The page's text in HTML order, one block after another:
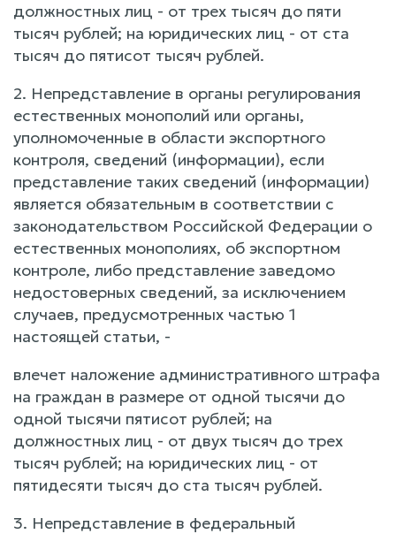
должностных лиц - от трех тысяч до пяти
тысяч рублей; на юридических лиц - от ста
тысяч до пятисот тысяч рублей.
2. Непредставление в органы регулирования
естественных монополий или органы,
уполномоченные в области экспортного
контроля, сведений (информации), если
представление таких сведений (информации)
является обязательным в соответствии с
законодательством Российской Федерации о
естественных монополиях, об экспортном
контроле, либо представление заведомо
недостоверных сведений, за исключением
случаев, предусмотренных частью 1
настоящей статьи, -
влечет наложение административного штрафа
на граждан в размере от одной тысячи до
одной тысячи пятисот рублей; на
должностных лиц - от двух тысяч до трех
тысяч рублей; на юридических лиц - от
пятидесяти тысяч до ста тысяч рублей.
3. Непредставление в федеральный